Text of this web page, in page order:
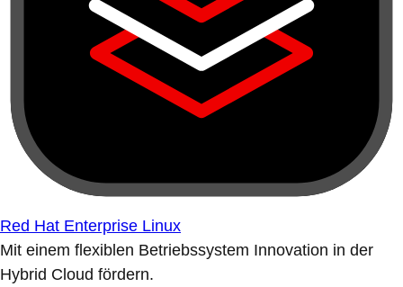
Red Hat Enterprise Linux
Mit einem flexiblen Betriebssystem Innovation in der
Hybrid Cloud fördern.